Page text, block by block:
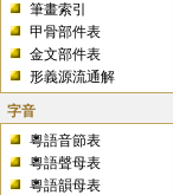
筆畫索引
甲骨部件表
金文部件表
形義源流通解
字音
粵語音節表
粵語聲母表
粵語韻母表